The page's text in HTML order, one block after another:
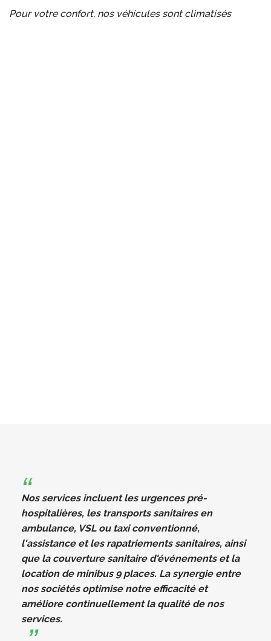
Pour votre confort, nos véhicules sont climatisés
Nos services incluent les urgences pré-
hospitalières, les transports sanitaires en
ambulance, VSL ou taxi conventionné,
l'assistance et les rapatriements sanitaires, ainsi
que la couverture sanitaire d'événements et la
location de minibus 9 places. La synergie entre
nos sociétés optimise notre efficacité et
améliore continuellement la qualité de nos
services.